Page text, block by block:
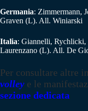
Germania: Zimmermann,
Graven (L). All. Winiarski
Italia: Giannelli,
Laurenzano (L). All. De
Per consultare altre
volley e le
sezione dedicata